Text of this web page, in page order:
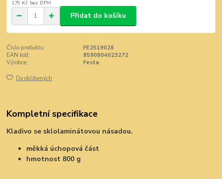
179 Kč bez DPH
Přidat do košíku
Číslo produktu:
FE2519028
EAN kód:
8590804023272
Výrobce:
Festa
Do oblíbených
Kompletní specifikace
Kladivo se sklolaminátovou násadou.
měkká úchopová část
hmotnost 800 g